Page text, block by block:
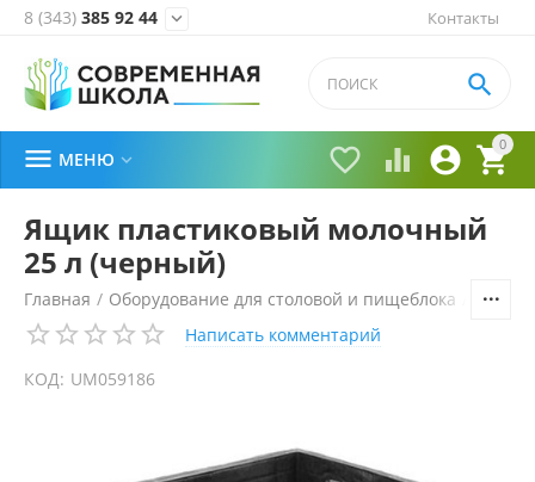
Контакты
8 (343) 385 92 44 
0


 

 МЕНЮ 
Ящик пластиковый молочный
25 л (черный)
Главная / Оборудование для столовой и пищеблока
Написать комментарий
КОД: UM059186